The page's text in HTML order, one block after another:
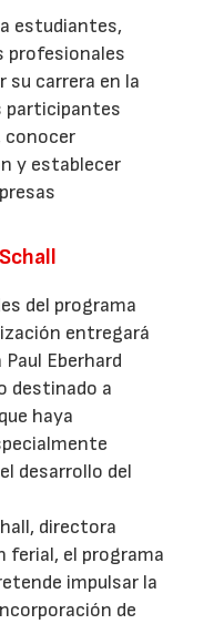
estudiantes,
profesionales
su carrera en la
participantes
conocer
y establecer
del programa
entregará
Eberhard
destinado a
haya
desarrollo del
directora
ferial, el programa
impulsar la
de